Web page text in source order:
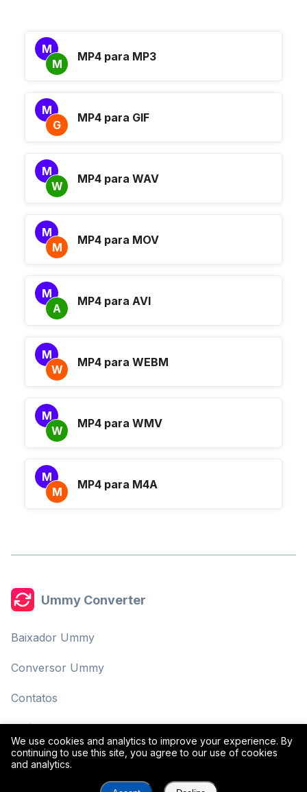
We use cookies and analytics to improve your experience. By
continuing to use this site, you agree to our use of cookies
and analytics.
M
M
MP4 para MP3
M
G
MP4 para GIF
M
W
MP4 para WAV
M
M
MP4 para MOV
M
A
MP4 para AVI
M
W
MP4 para WEBM
M
W
MP4 para WMV
M
M
MP4 para M4A
Ummy Converter
Baixador Ummy
Conversor Ummy
Contatos
Política de Privacidade
Termos de Uso